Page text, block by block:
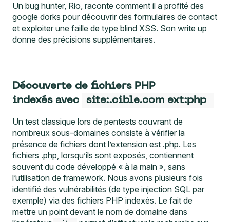
google dorks pour découvrir des formulaires de contact
et exploiter une faille de type blind XSS.Son write up
donne des précisions supplémentaires.
Découverte de fichiers PHP
indexés avec
site:.cible.com ext:php
nombreux sous-domaines consiste à vérifier la
présence de fichiers dont l’extension est .php. Les
fichiers .php, lorsqu’ils sont exposés, contiennent
souvent du code développé « à la main », sans
l’utilisation de framework. Nous avons plusieurs fois
identifié des vulnérabilités (de type injection SQL par
exemple) via des fichiers PHP indexés. Le fait de
mettre un point devant le nom de domaine dans
l’opérateur site permet d’effectuer la recherche sur